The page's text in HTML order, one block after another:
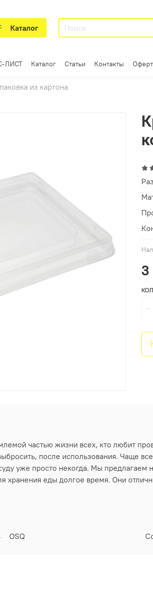
Каталог
ЛИСТ Каталог Статьи Контакты
из картона
3
частью жизни всех, кто любит
после использования. Чаще
уже просто некогда. Мы
хранения еды долгое время. Они
OSQ